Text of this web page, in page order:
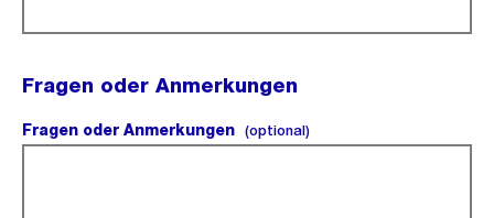
Fragen oder Anmerkungen
Fragen oder Anmerkungen (optional)(optional).